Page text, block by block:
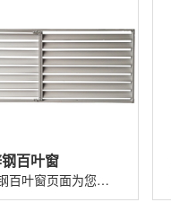
百叶窗
空调锌钢百叶窗页面为您提供空调锌钢百叶窗价格、图片、介绍、规格、参数、特点、优势、应用以及空调锌钢百叶窗厂家电话、地址等信息。...